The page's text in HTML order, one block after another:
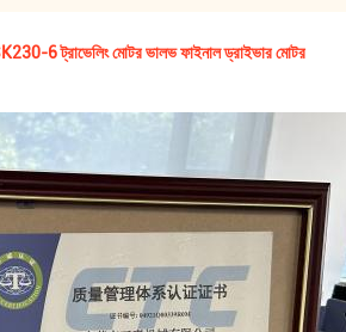
6 ট্রাভেলিং মোটর ভালভ ফাইনাল ড্রাইভার মোটর